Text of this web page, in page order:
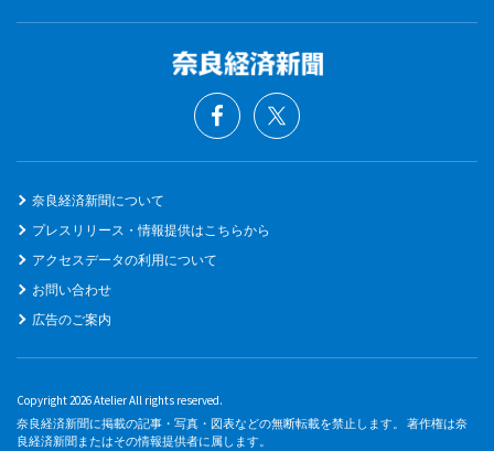
奈良経済新聞について
プレスリリース・情報提供はこちらから
アクセスデータの利用について
お問い合わせ
広告のご案内
Copyright 2026 Atelier All rights reserved.
奈良経済新聞に掲載の記事・写真・図表などの無断転載を禁止します。 著作権は奈
良経済新聞またはその情報提供者に属します。